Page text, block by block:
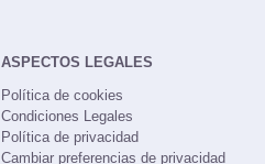
ASPECTOS LEGALES
Política de cookies
Condiciones Legales
Política de privacidad
Cambiar preferencias de privacidad